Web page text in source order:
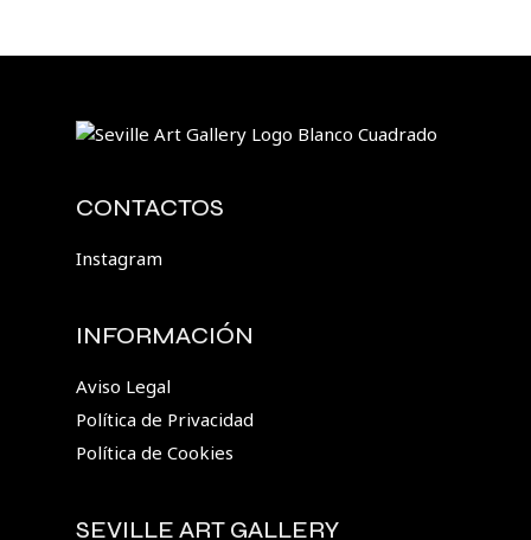
CONTACTOS
Instagram
INFORMACIÓN
Aviso Legal
Política de Privacidad
Política de Cookies
SEVILLE ART GALLERY